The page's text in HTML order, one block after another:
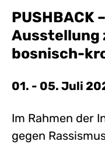
PUSHBACK
Ausstellung
bosnisch-
01. - 05. Juli
Im Rahmen der
gegen